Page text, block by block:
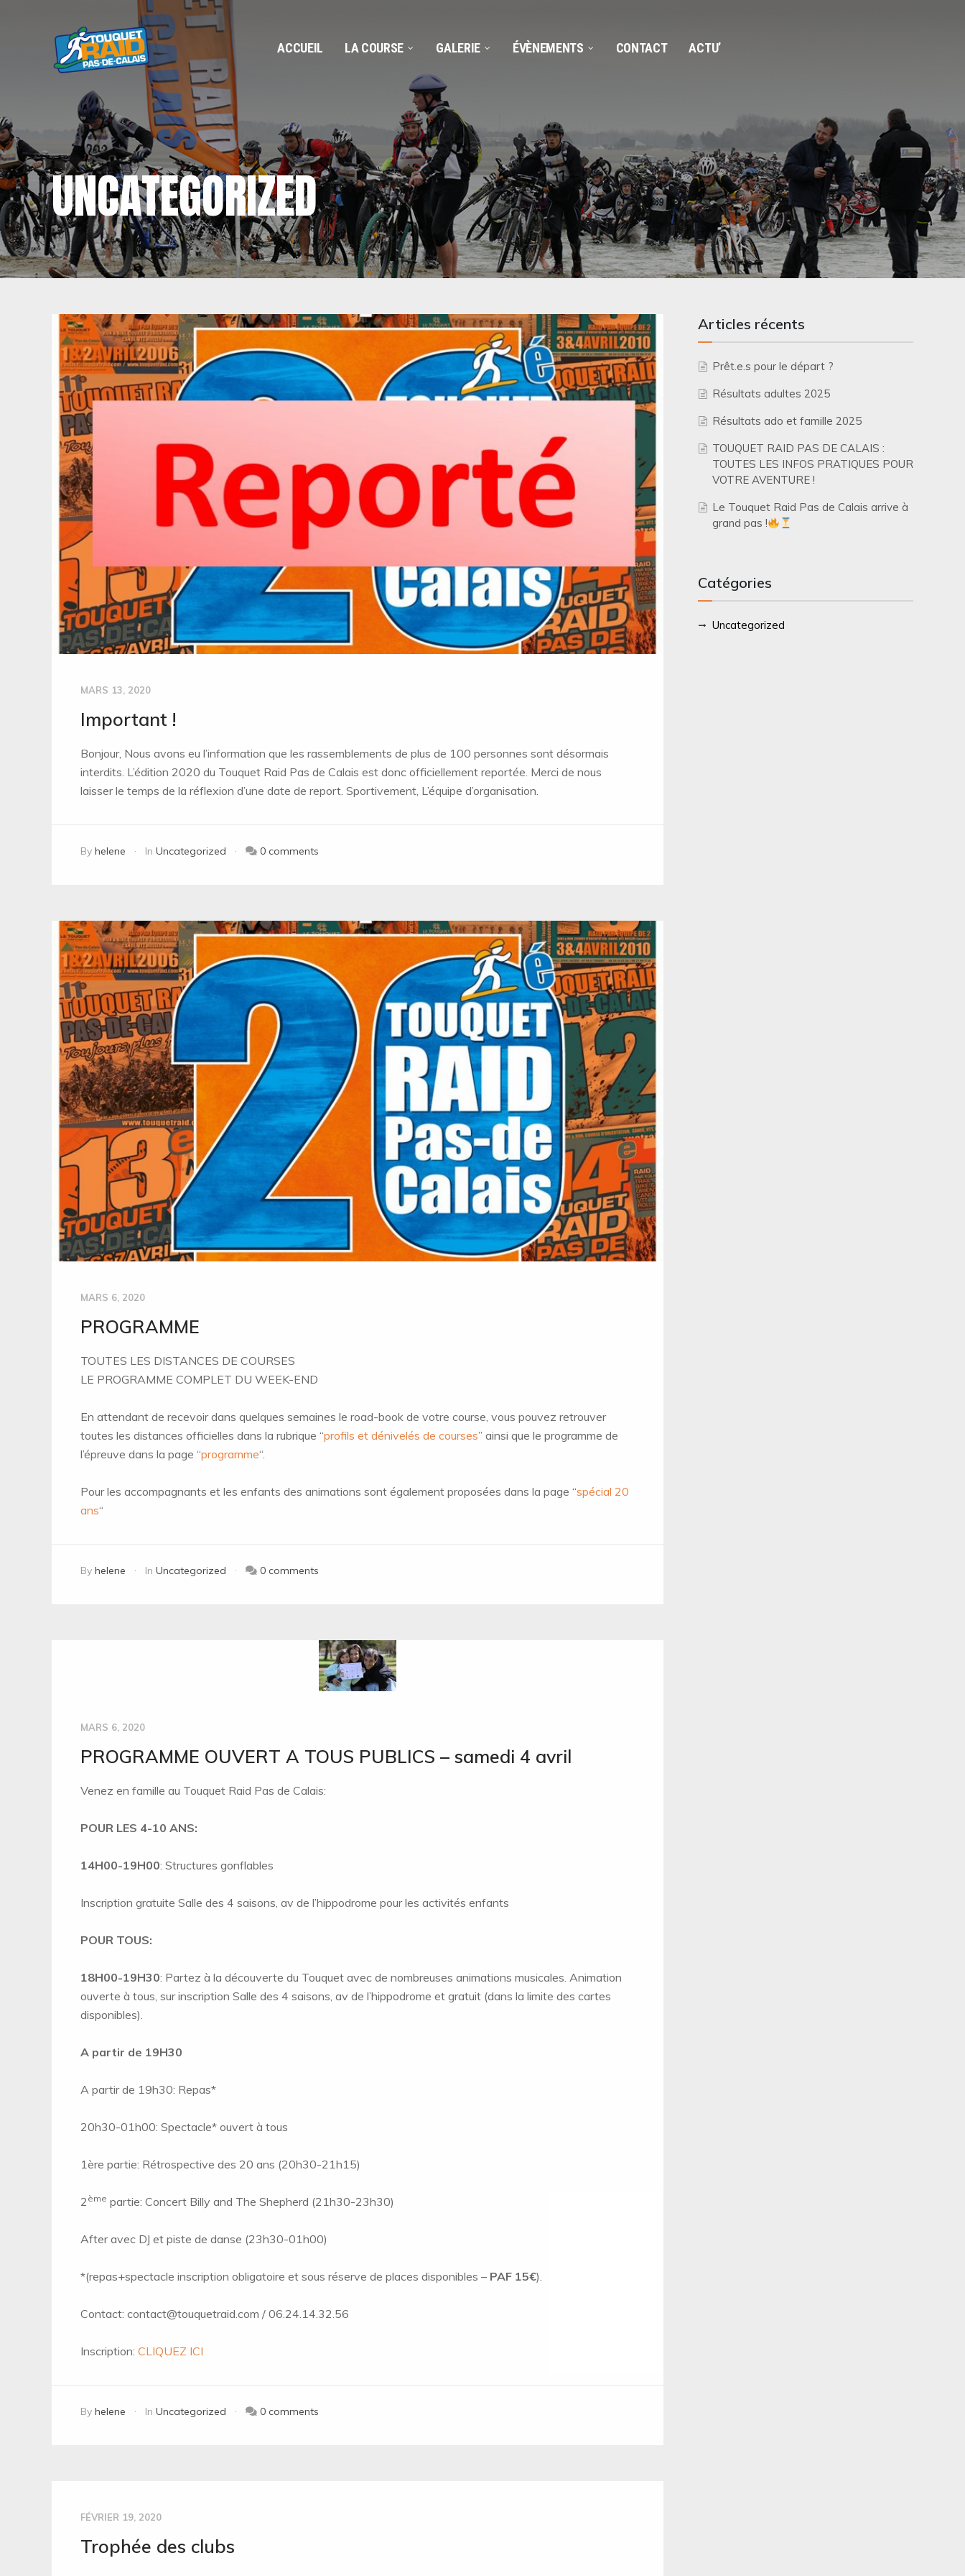
ACCUEIL LA COURSE GALERIE ÉVÈNEMENTS CONTACT ACTU’
UNCATEGORIZED
MARS 13, 2020
Important !
Bonjour, Nous avons eu l’information que les rassemblements de plus de 100 personnes sont désormais
interdits. L’édition 2020 du Touquet Raid Pas de Calais est donc officiellement reportée. Merci de nous
laisser le temps de la réflexion d’une date de report. Sportivement, L’équipe d’organisation.
By helene In Uncategorized 0 comments
MARS 6, 2020
PROGRAMME
TOUTES LES DISTANCES DE COURSES
LE PROGRAMME COMPLET DU WEEK-END​
En attendant de recevoir dans quelques semaines le road-book de votre course, vous pouvez retrouver
toutes les distances officielles dans la rubrique “profils et dénivelés de courses” ainsi que le programme de
l’épreuve dans la page “programme“.
Pour les accompagnants et les enfants des animations sont également proposées dans la page “spécial 20
ans“
By helene In Uncategorized 0 comments
MARS 6, 2020
PROGRAMME OUVERT A TOUS PUBLICS – samedi 4 avril
Venez en famille au Touquet Raid Pas de Calais:
POUR LES 4-10 ANS:
14H00-19H00: Structures gonflables
Inscription gratuite Salle des 4 saisons, av de l’hippodrome pour les activités enfants
POUR TOUS:
18H00-19H30: Partez à la découverte du Touquet avec de nombreuses animations musicales. Animation
ouverte à tous, sur inscription Salle des 4 saisons, av de l’hippodrome et gratuit (dans la limite des cartes
disponibles).
A partir de 19H30
A partir de 19h30: Repas*
20h30-01h00: Spectacle* ouvert à tous
1ère partie: Rétrospective des 20 ans (20h30-21h15)
2 ème partie: Concert Billy and The Shepherd (21h30-23h30)
After avec DJ et piste de danse (23h30-01h00)
*(repas+spectacle inscription obligatoire et sous réserve de places disponibles – PAF 15€).
Contact: contact@touquetraid.com / 06.24.14.32.56
Inscription: CLIQUEZ ICI
By helene In Uncategorized 0 comments
FÉVRIER 19, 2020
Trophée des clubs
Articles récents
Prêt.e.s pour le départ ?
Résultats adultes 2025
Résultats ado et famille 2025
TOUQUET RAID PAS DE CALAIS :
TOUTES LES INFOS PRATIQUES POUR
VOTRE AVENTURE !
Le Touquet Raid Pas de Calais arrive à
grand pas !
Catégories
Uncategorized